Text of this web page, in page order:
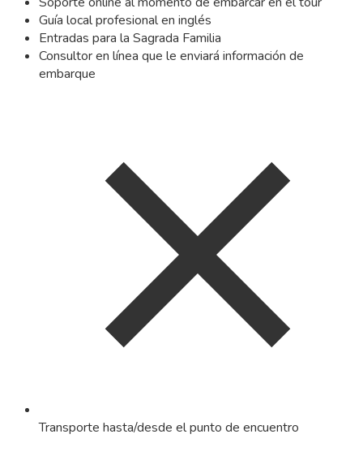
Guía local profesional en inglés
Entradas para la Sagrada Familia
Consultor en línea que le enviará información de
embarque
Transporte hasta/desde el punto de encuentro